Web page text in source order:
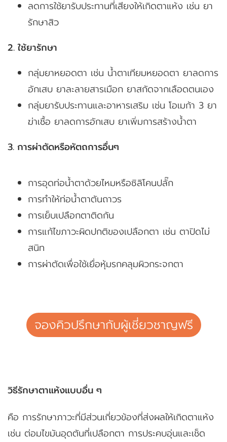
ลดการใช้ยารับประทานที่เสียงให้เกิดตาแห้ง เช่น ยา
รักษาสิว
2. ใช้ยารักษา
กลุ่มยาหยอดตา เช่น น้ำตาเทียมหยอดตา ยาลดการ
อักเสบ ยาละลายสารเมือก ยาสกัดจากเลือดตนเอง
กลุ่มยารับประทานและอาหารเสริม เช่น โอเมก้า 3 ยา
ฆ่าเชื้อ ยาลดการอักเสบ ยาเพิ่มการสร้างน้ำตา
3. การผ่าตัดหรือหัตถการอื่นๆ
การอุดท่อน้ำตาด้วยไหมหรือซิลิโคนปลั๊ก
การทำให้ท่อน้ำตาตันถาวร
การเย็บเปลือกตาติดกัน
การแก้ไขภาวะผิดปกติของเปลือกตา เช่น ตาปิดไม่
สนิท
การผ่าตัดเพื่อใช้เยื่อหุ้มรกคลุมผิวกระจกตา
จองคิวปรึกษากับผู้เชี่ยวชาญฟรี
วิธีรักษาตาแห้งแบบอื่น ๆ
คือ การรักษาภาวะที่มีส่วนเกี่ยวข้องที่ส่งผลให้เกิดตาแห้ง
เช่น ต่อมไขมันอุดตันที่เปลือกตา การประคบอุ่นและเช็ด